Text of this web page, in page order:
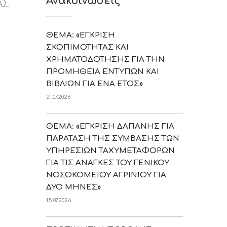
ΘΕΜΑ: «ΕΓΚΡΙΣΗ
ΣΚΟΠΙΜΟΤΗΤΑΣ ΚΑΙ
ΧΡΗΜΑΤΟΔΟΤΗΣΗΣ ΓΙΑ ΤΗΝ
ΠΡΟΜΗΘΕΙΑ ΕΝΤΥΠΩΝ ΚΑΙ
ΒΙΒΛΙΩΝ ΓΙΑ ΕΝΑ ΕΤΟΣ»
21.07.2026
ΘΕΜΑ: «ΕΓΚΡΙΣΗ ΔΑΠΑΝΗΣ ΓΙΑ
ΠΑΡΑΤΑΣΗ ΤΗΣ ΣΥΜΒΑΣΗΣ ΤΩΝ
ΥΠΗΡΕΣΙΩΝ ΤΑΧΥΜΕΤΑΦΟΡΩΝ
ΓΙΑ ΤΙΣ ΑΝΑΓΚΕΣ ΤΟΥ ΓΕΝΙΚΟΥ
ΝΟΣΟΚΟΜΕΙΟΥ ΑΓΡΙΝΙΟΥ ΓΙΑ
ΔΥΟ ΜΗΝΕΣ»
15.07.2026